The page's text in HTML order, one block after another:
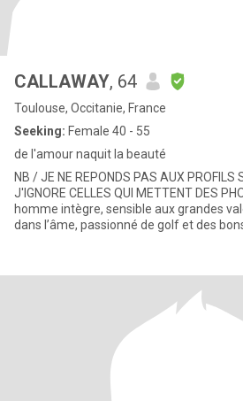
CALLAWAY, 64
Toulouse, Occitanie, France
Seeking: Female 40 - 55
de l'amour naquit la beauté
NB / JE NE REPONDS PAS AUX PROFILS
J'IGNORE CELLES QUI METTENT DES
homme intègre, sensible aux grandes
dans l’âme, passionné de golf et des